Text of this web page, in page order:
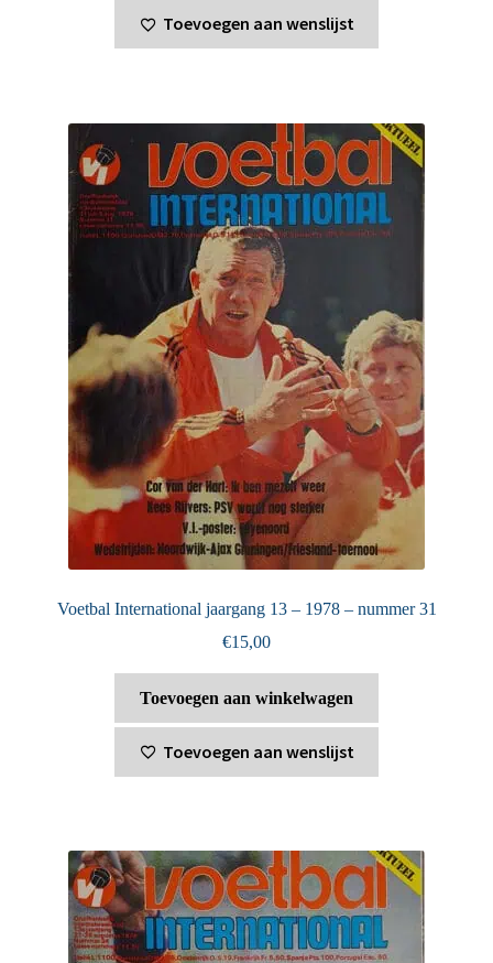
Toevoegen aan wenslijst
Voetbal International jaargang 13 – 1978 – nummer 31
€15,00
Toevoegen aan winkelwagen
Toevoegen aan wenslijst